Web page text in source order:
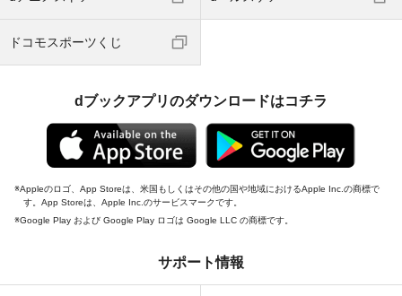
ドコモスポーツくじ
dブックアプリのダウンロードはコチラ
Appleのロゴ、App Storeは、米国もしくはその他の国や地域におけるApple Inc.の商標で
す。App Storeは、Apple Inc.のサービスマークです。
Google Play および Google Play ロゴは Google LLC の商標です。
サポート情報